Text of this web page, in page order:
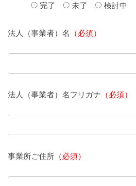
完了
未了 検討中
法人（事業者）名 （必須）
法人（事業者）名フリガナ （必須）
事業所ご住所 （必須）